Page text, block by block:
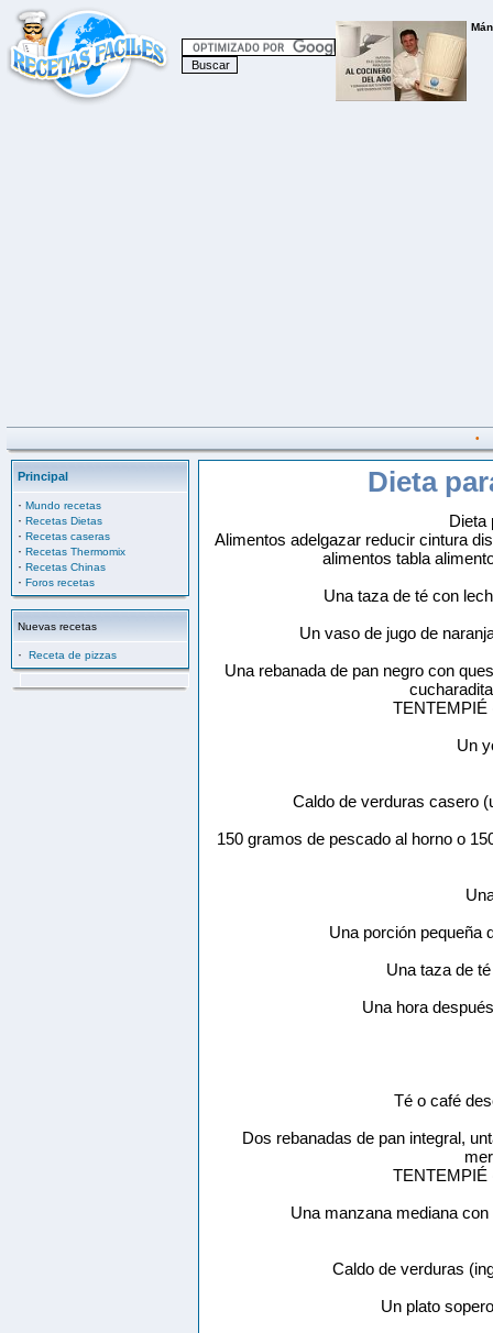
•
Principal
· Mundo recetas
· Recetas Dietas
· Recetas caseras
· Recetas Thermomix
· Recetas Chinas
· Foros recetas
Nuevas recetas
· Receta de pizzas
Dieta
Dieta
Alimentos adelgazar reducir cintura
alimentos tabla
Una taza de té con
Un vaso de jugo de
Una rebanada de pan negro con
TENTEMPIÉ
Un
Caldo de verduras casero
150 gramos de pescado al horno o
Una porción pequeña
Una taza de
Una hora
Té o café
Dos rebanadas de pan integral,
TENTEMPIÉ
Una manzana mediana
Caldo de verduras
Un plato